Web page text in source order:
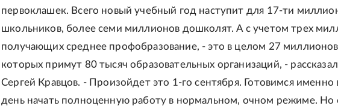
первоклашек. Всего новый учебный год наступит для 17-ти
школьников, более семи миллионов дошколят. А с учетом трех
получающих среднее профобразование, - это в целом 27
которых примут 80 тысяч образовательных организаций, - рассказал
Сергей Кравцов. - Произойдет это 1-го сентября. Готовимся именно
день начать полноценную работу в нормальном, очном режиме. Но